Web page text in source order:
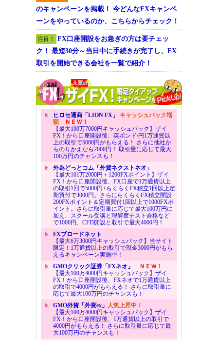
のキャンペーンを掲載！ 今どんなFXキャンペ
ーンをやっているのか、こちらからチェック！
注目！
FX口座開設をお急ぎの方は要チェッ
ク！ 最短30分～当日中に手続きが完了し、FX
取引を開始できる会社を一覧で紹介！
ヒロセ通商「LION FX」 キャッシュバック増
額ＮＥＷ！
【最大100万7000円キャッシュバック】ザイ
FX！から口座開設後、英ポンド/円1万通貨以
上の取引で5000円がもらえる！ さらに他社か
らのりかえなら2000円！ 取引量に応じて最大
100万円のチャンスも！
外為どっとコム「外貨ネクストネオ」
【最大101万2000円＋1200FXポイント】ザイ
FX！から口座開設後、FX口座で1万通貨以上
の取引1回で5000円+らくらくFX積立1回以上定
期買付で3000円。さらにらくらくFX積立開設
200FXポイント＆定期買付1回以上で1000FXポ
イント。さらに取引量に応じて最大100万円に
加え、スクール受講と理解度テスト合格など
で1000円、CFD開設と取引で最大4000円！
FXブロードネット
【最大6万3000円キャッシュバック】当サイト
限定！1万通貨以上の取引で現金3000円がもら
えるキャンペーン実施中！
GMOクリック証券「FXネオ」
ＮＥＷ！
【最大100万4000円キャッシュバック】ザイ
FX！から口座開設後、FXネオで1万通貨以上
の取引で4000円がもらえる！ さらに取引量に
応じて最大100万円のチャンスも！
GMO外貨「外貨ex」 人気上昇中！
【最大100万4000円キャッシュバック】ザイ
FX！から口座開設後、1万通貨以上の取引で
4000円がもらえる！ さらに取引量に応じて最
大100万円のチャンスも！